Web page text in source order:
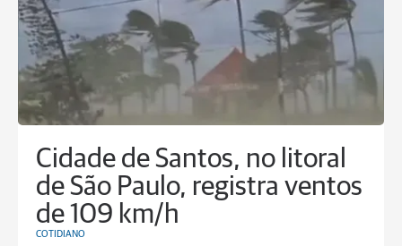
Cidade de Santos, no litoral
de São Paulo, registra ventos
de 109 km/h
COTIDIANO